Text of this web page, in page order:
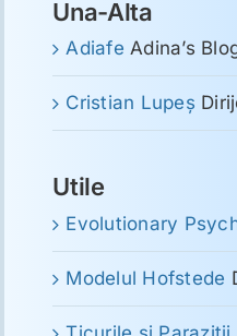
Una-Alta
Adiafe Adina’s
Cristian Lupeş
Utile
Evolutionary
Modelul Hofstede